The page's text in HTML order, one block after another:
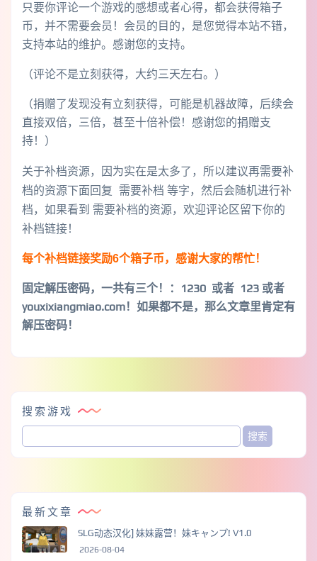
只要你评论一个游戏的感想或者心得，都会获得箱子
币，并不需要会员！会员的目的，是您觉得本站不错，
支持本站的维护。感谢您的支持。
（评论不是立刻获得，大约三天左右。）
（捐赠了发现没有立刻获得，可能是机器故障，后续会
直接双倍，三倍，甚至十倍补偿！感谢您的捐赠支
持！）
关于补档资源，因为实在是太多了，所以建议再需要补
档的资源下面回复 需要补档 等字，然后会随机进行补
档，如果看到 需要补档的资源，欢迎评论区留下你的
补档链接！
每个补档链接奖励6个箱子币，感谢大家的帮忙！
固定解压密码，一共有三个！
：1230 或者 123 或者
youxixiangmiao.com！如果都不是，那么文章里肯定有
解压密码！
搜索游戏
最新文章
SLG动态汉化] 妹妹露营！妹キャンプ! V1.0
2026-08-04